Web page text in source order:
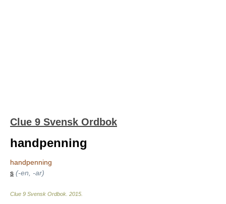
Clue 9 Svensk Ordbok
handpenning
handpenning
s (-en, -ar)
Clue 9 Svensk Ordbok 2015